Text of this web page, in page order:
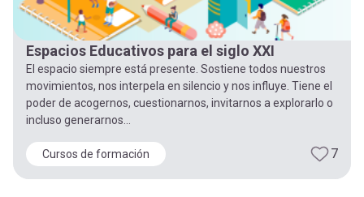
Espacios Educativos para el siglo XXI
El espacio siempre está presente. Sostiene todos nuestros
movimientos, nos interpela en silencio y nos influye. Tiene el
poder de acogernos, cuestionarnos, invitarnos a explorarlo o
incluso generarnos...
Cursos de formación 7